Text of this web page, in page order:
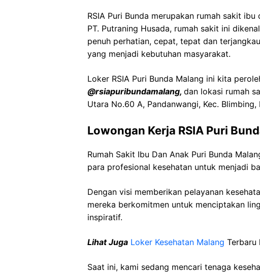
RSIA Puri Bunda merupakan rumah sakit
PT. Putraning Husada, rumah sakit ini
penuh perhatian, cepat, tepat dan
yang menjadi kebutuhan masyarakat.
Loker RSIA Puri Bunda Malang ini kita
@rsiapuribundamalang, dan lokasi rumah
Utara No.60 A, Pandanwangi, Kec.
Lowongan Kerja RSIA Puri
Rumah Sakit Ibu Dan Anak Puri Bunda
para profesional kesehatan untuk menjadi
Dengan visi memberikan pelayanan
mereka berkomitmen untuk menciptakan
inspiratif.
Lihat Juga Loker Kesehatan Malang Terbaru
Saat ini, kami sedang mencari tenaga